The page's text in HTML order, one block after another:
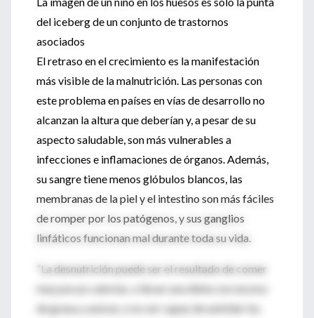
del iceberg de un conjunto de trastornos
asociados
El retraso en el crecimiento es la manifestación
más visible de la malnutrición. Las personas con
este problema en países en vías de desarrollo no
alcanzan la altura que deberían y, a pesar de su
aspecto saludable, son más vulnerables a
infecciones e inflamaciones de órganos. Además,
su sangre tiene menos glóbulos blancos, las
membranas de la piel y el intestino son más fáciles
de romper por los patógenos, y sus ganglios
linfáticos funcionan mal durante toda su vida.
“La desnutrición puede ser el resultado de comer
muy pocas calorías, o llevar una dieta con exceso
de grasa y azúcar, o no ser capaz de asimilar los